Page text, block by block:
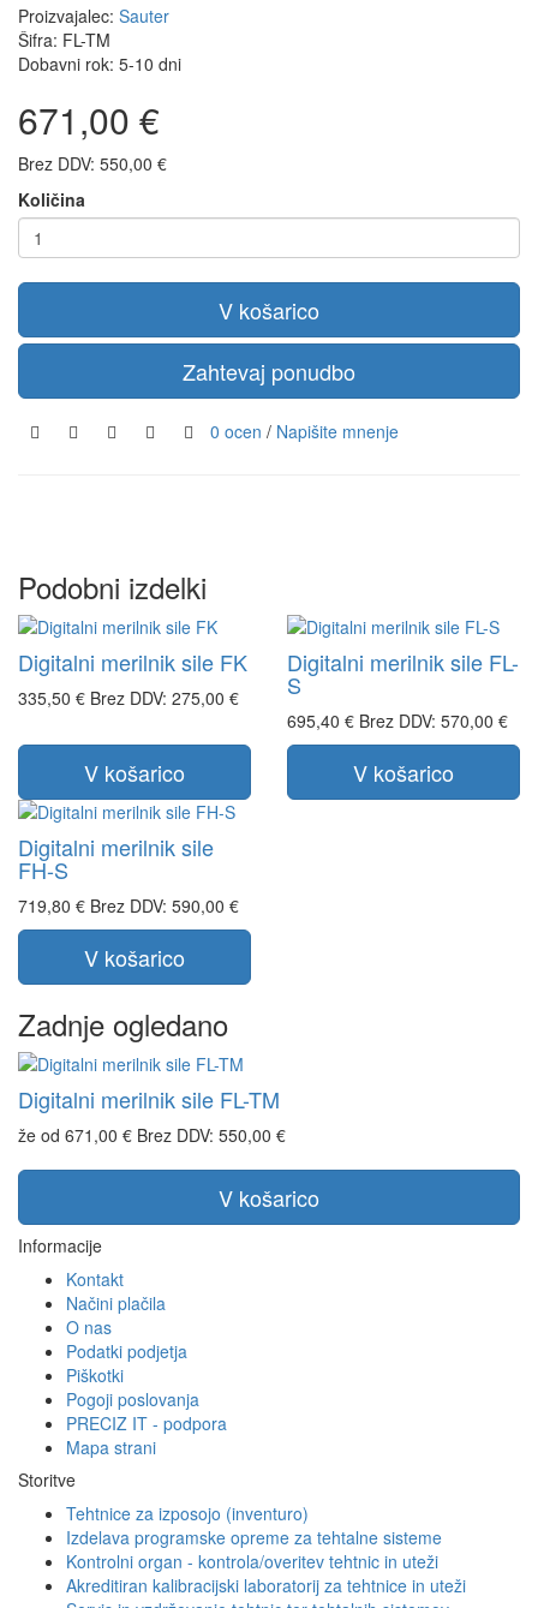
Proizvajalec: Sauter
Šifra: FL-TM
Dobavni rok: 5-10 dni
671,00 €
Brez DDV: 550,00 €
Količina
V košarico
Zahtevaj ponudbo
0 ocen / Napišite mnenje
Podobni izdelki
Digitalni merilnik sile FK
335,50 € Brez DDV: 275,00 €
V košarico
Digitalni merilnik sile FL-
S
695,40 € Brez DDV: 570,00 €
V košarico
Digitalni merilnik sile
FH-S
719,80 € Brez DDV: 590,00 €
V košarico
Zadnje ogledano
Digitalni merilnik sile FL-TM
že od 671,00 € Brez DDV: 550,00 €
V košarico
Informacije
Kontakt
Načini plačila
O nas
Podatki podjetja
Piškotki
Pogoji poslovanja
PRECIZ IT - podpora
Mapa strani
Storitve
Tehtnice za izposojo (inventuro)
Izdelava programske opreme za tehtalne sisteme
Kontrolni organ - kontrola/overitev tehtnic in uteži
Akreditiran kalibracijski laboratorij za tehtnice in uteži